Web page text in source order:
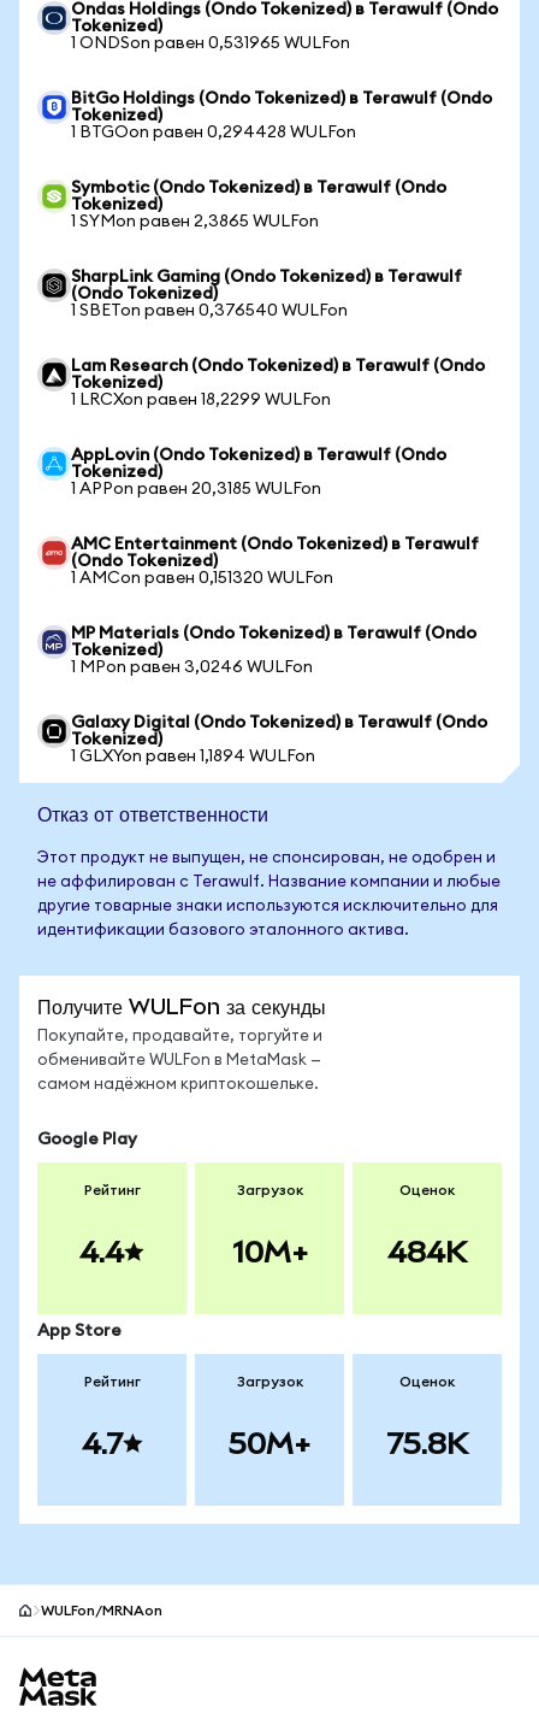
Ondas Holdings (Ondo Tokenized) в Terawulf (Ondo
Tokenized)
1 ONDSon равен 0,531965 WULFon
BitGo Holdings (Ondo Tokenized) в Terawulf (Ondo
Tokenized)
1 BTGOon равен 0,294428 WULFon
Symbotic (Ondo Tokenized) в Terawulf (Ondo
Tokenized)
1 SYMon равен 2,3865 WULFon
SharpLink Gaming (Ondo Tokenized) в Terawulf
(Ondo Tokenized)
1 SBETon равен 0,376540 WULFon
Lam Research (Ondo Tokenized) в Terawulf (Ondo
Tokenized)
1 LRCXon равен 18,2299 WULFon
AppLovin (Ondo Tokenized) в Terawulf (Ondo
Tokenized)
1 APPon равен 20,3185 WULFon
AMC Entertainment (Ondo Tokenized) в Terawulf
(Ondo Tokenized)
1 AMCon равен 0,151320 WULFon
MP Materials (Ondo Tokenized) в Terawulf (Ondo
Tokenized)
1 MPon равен 3,0246 WULFon
Galaxy Digital (Ondo Tokenized) в Terawulf (Ondo
Tokenized)
1 GLXYon равен 1,1894 WULFon
Отказ от ответственности
Этот продукт не выпущен, не спонсирован, не одобрен и
не аффилирован с Terawulf. Название компании и любые
другие товарные знаки используются исключительно для
идентификации базового эталонного актива.
Получите WULFon за секунды
Покупайте, продавайте, торгуйте и
обменивайте WULFon в MetaMask —
самом надёжном криптокошельке.
Google Play
Рейтинг
4.4
Загрузок
10M+
Оценок
484K
App Store
Рейтинг
4.7
Загрузок
50M+
Оценок
75.8K
WULFon/MRNAon